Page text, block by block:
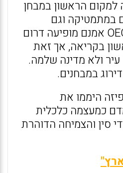
הראשון במבחן
במתמטיקה וגם
בקריאה. בדירוג OECD אמנם מופיעה דרום
בקריאה, אך זאת
ולא מדינה שלמה.
במבחנים.
היממו את
כמעצמה כלכלית
סין והצמיחה הדוהרת